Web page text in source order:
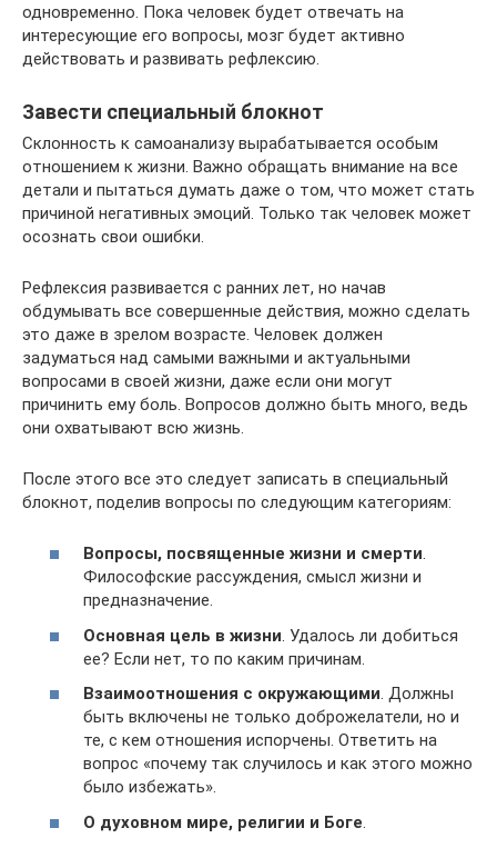
одновременно. Пока человек будет отвечать на
интересующие его вопросы, мозг будет активно
действовать и развивать рефлексию.
Завести специальный блокнот
Склонность к самоанализу вырабатывается особым
отношением к жизни. Важно обращать внимание на все
детали и пытаться думать даже о том, что может стать
причиной негативных эмоций. Только так человек может
осознать свои ошибки.
Рефлексия развивается с ранних лет, но начав
обдумывать все совершенные действия, можно сделать
это даже в зрелом возрасте. Человек должен
задуматься над самыми важными и актуальными
вопросами в своей жизни, даже если они могут
причинить ему боль. Вопросов должно быть много, ведь
они охватывают всю жизнь.
После этого все это следует записать в специальный
блокнот, поделив вопросы по следующим категориям:
Вопросы, посвященные жизни и смерти.
Философские рассуждения, смысл жизни и
предназначение.
Основная цель в жизни . Удалось ли добиться
ее? Если нет, то по каким причинам.
Взаимоотношения с окружающими. Должны
быть включены не только доброжелатели, но и
те, с кем отношения испорчены. Ответить на
вопрос «почему так случилось и как этого можно
было избежать».
О духовном мире, религии и Боге